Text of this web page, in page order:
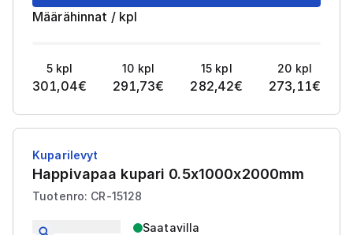
Määrähinnat / kpl
5 kpl
301,04€
10 kpl
291,73€
15 kpl
282,42€
20 kpl
273,11€
Kuparilevyt
Happivapaa kupari 0.5x1000x2000mm
Tuotenro: CR-15128
Saatavilla